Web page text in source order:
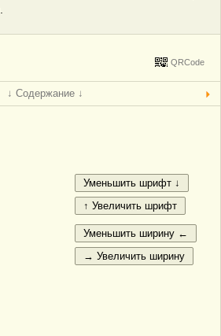
QRCode
↓ Содержание ↓